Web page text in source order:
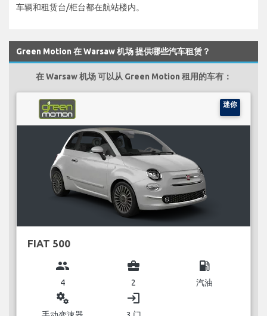
车辆和租赁台/柜台都在航站楼内。
Green Motion 在 Warsaw 机场 提供哪些汽车租赁？
在 Warsaw 机场 可以从 Green Motion 租用的车有：
迷你
FIAT 500
group
4
business_center
2
local_gas_station
汽油
miscellaneous_services login